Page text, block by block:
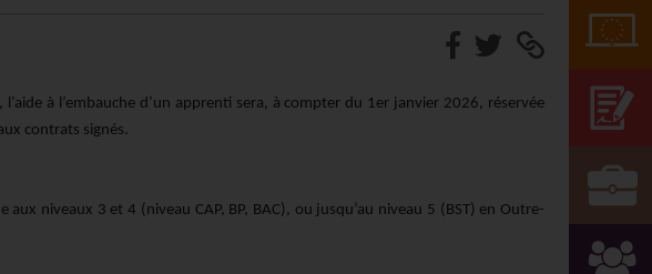
à l’embauche d’un apprenti sera, à compter du 1er janvier 2026, réservée
contrats signés.
niveaux 3 et 4 (niveau CAP, BP, BAC), ou jusqu’au niveau 5 (BST) en Outre-